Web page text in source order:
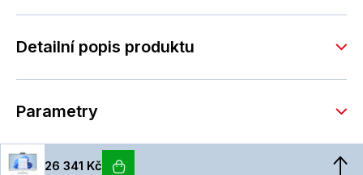
Detailní popis produktu
Parametry
26 341 Kč